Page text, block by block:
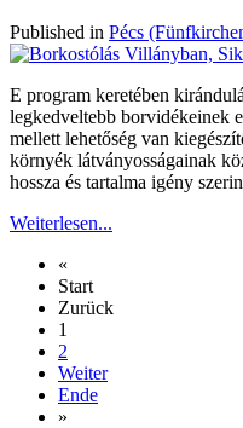
Published in Pécs
E program keretében
legkedveltebb borvidékeinek
mellett lehetőség van
környék látványosságainak
hossza és tartalma igény
Weiterlesen...
«
Start
Zurück
1
2
Weiter
Ende
»